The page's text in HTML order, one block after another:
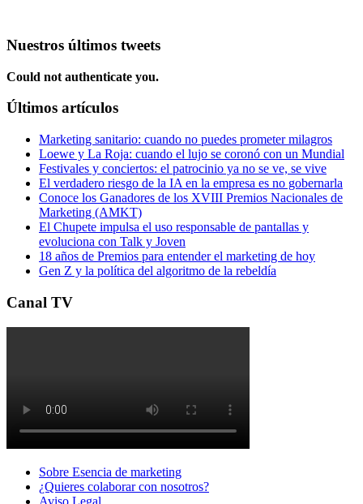
Nuestros últimos tweets
Could not authenticate you.
Últimos artículos
Marketing sanitario: cuando no puedes prometer milagros
Loewe y La Roja: cuando el lujo se coronó con un Mundial
Festivales y conciertos: el patrocinio ya no se ve, se vive
El verdadero riesgo de la IA en la empresa es no gobernarla
Conoce los Ganadores de los XVIII Premios Nacionales de
Marketing (AMKT)
El Chupete impulsa el uso responsable de pantallas y
evoluciona con Talk y Joven
18 años de Premios para entender el marketing de hoy
Gen Z y la política del algoritmo de la rebeldía
Canal TV
Sobre Esencia de marketing
¿Quieres colaborar con nosotros?
Aviso Legal